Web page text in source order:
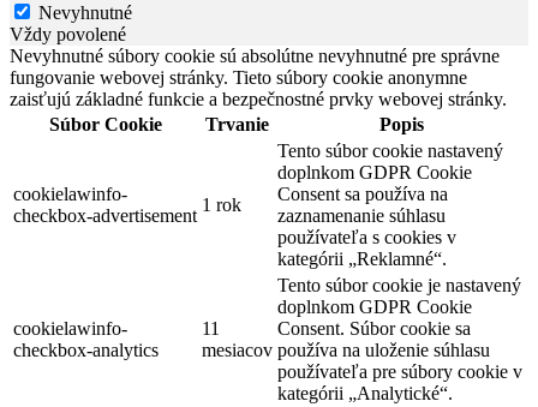
Nevyhnutné
Vždy povolené
Nevyhnutné súbory cookie sú absolútne nevyhnutné pre správne
fungovanie webovej stránky. Tieto súbory cookie anonymne
zaisťujú základné funkcie a bezpečnostné prvky webovej stránky.
Súbor Cookie
Trvanie Popis
cookielawinfo-
checkbox-advertisement
1 rok
Tento súbor cookie nastavený
doplnkom GDPR Cookie
Consent sa používa na
zaznamenanie súhlasu
používateľa s cookies v
kategórii „Reklamné“.
cookielawinfo-
checkbox-analytics
11
mesiacov
Tento súbor cookie je nastavený
doplnkom GDPR Cookie
Consent. Súbor cookie sa
používa na uloženie súhlasu
používateľa pre súbory cookie v
kategórii „Analytické“.